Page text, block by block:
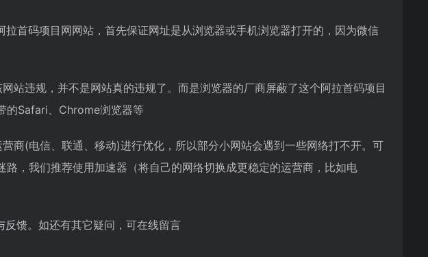
首码项目网网站，首先保证网址是从浏览器或手机浏览器打开的，因为微信
站违规，并不是网站真的违规了。而是浏览器的厂商屏蔽了这个阿拉首码项目
的Safari、Chrome浏览器等
商(电信、联通、移动)进行优化，所以部分小网站会遇到一些网络打不开。可
，我们推荐使用加速器（将自己的网络切换成更稳定的运营商，比如电
反馈。如还有其它疑问，可在线留言